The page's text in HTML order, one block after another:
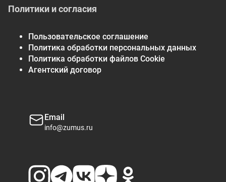
Политики и согласия
Пользовательское соглашение
Политика обработки персональных данных
Политика обработки файлов Cookie
Агентский договор
Email
info@zumus.ru